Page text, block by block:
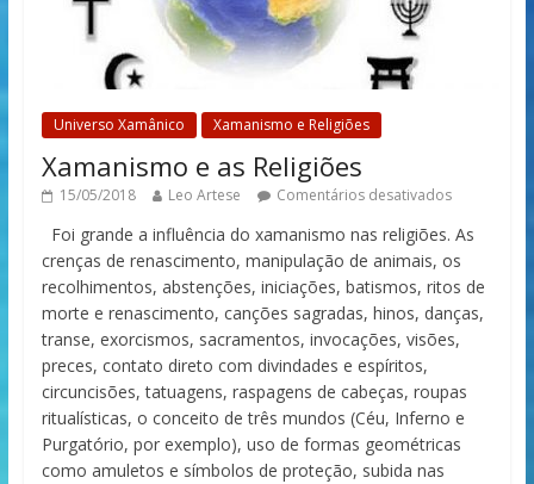
Universo Xamânico Xamanismo e Religiões
Xamanismo e as Religiões
15/05/2018 Leo Artese Comentários desativados
Foi grande a influência do xamanismo nas religiões. As
crenças de renascimento, manipulação de animais, os
recolhimentos, abstenções, iniciações, batismos, ritos de
morte e renascimento, canções sagradas, hinos, danças,
transe, exorcismos, sacramentos, invocações, visões,
preces, contato direto com divindades e espíritos,
circuncisões, tatuagens, raspagens de cabeças, roupas
ritualísticas, o conceito de três mundos (Céu, Inferno e
Purgatório, por exemplo), uso de formas geométricas
como amuletos e símbolos de proteção, subida nas